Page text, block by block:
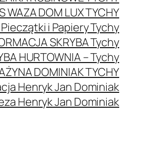
WAZA DOM LUX TYCHY
i Papiery Tychy
SKRYBA Tychy
HURTOWNIA – Tychy
DOMINIAK TYCHY
Henryk Jan Dominiak
Henryk Jan Dominiak